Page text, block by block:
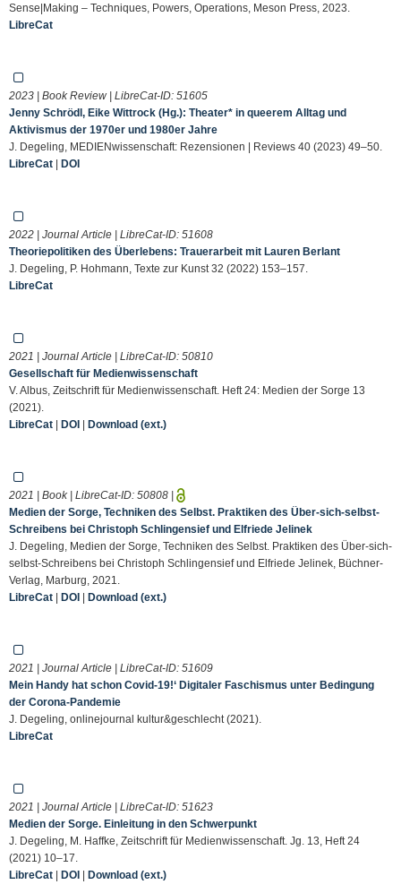
Sense|Making – Techniques, Powers, Operations, Meson Press, 2023.
LibreCat
2023 | Book Review | LibreCat-ID: 51605
Jenny Schrödl, Eike Wittrock (Hg.): Theater* in queerem Alltag und
Aktivismus der 1970er und 1980er Jahre
J. Degeling, MEDIENwissenschaft: Rezensionen | Reviews 40 (2023) 49–50.
LibreCat | DOI
2022 | Journal Article | LibreCat-ID: 51608
Theoriepolitiken des Überlebens: Trauerarbeit mit Lauren Berlant
J. Degeling, P. Hohmann, Texte zur Kunst 32 (2022) 153–157.
LibreCat
2021 | Journal Article | LibreCat-ID: 50810
Gesellschaft für Medienwissenschaft
V. Albus, Zeitschrift für Medienwissenschaft. Heft 24: Medien der Sorge 13
(2021).
LibreCat | DOI | Download (ext.)
2021 | Book | LibreCat-ID: 50808 |
Medien der Sorge, Techniken des Selbst. Praktiken des Über-sich-selbst-
Schreibens bei Christoph Schlingensief und Elfriede Jelinek
J. Degeling, Medien der Sorge, Techniken des Selbst. Praktiken des Über-sich-
selbst-Schreibens bei Christoph Schlingensief und Elfriede Jelinek, Büchner-
Verlag, Marburg, 2021.
LibreCat | DOI | Download (ext.)
2021 | Journal Article | LibreCat-ID: 51609
Mein Handy hat schon Covid-19!‘ Digitaler Faschismus unter Bedingung
der Corona-Pandemie
J. Degeling, onlinejournal kultur&geschlecht (2021).
LibreCat
2021 | Journal Article | LibreCat-ID: 51623
Medien der Sorge. Einleitung in den Schwerpunkt
J. Degeling, M. Haffke, Zeitschrift für Medienwissenschaft. Jg. 13, Heft 24
(2021) 10–17.
LibreCat | DOI | Download (ext.)